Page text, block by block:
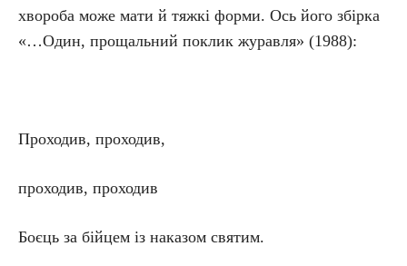
хвороба може мати й тяжкі форми. Ось його збірка
«…Один, прощальний поклик журавля» (1988):
Проходив, проходив,
проходив, проходив
Боєць за бійцем із наказом святим.